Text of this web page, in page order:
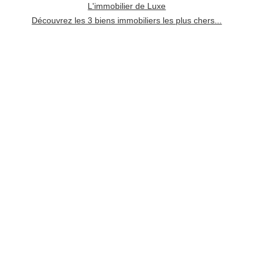
L'immobilier de Luxe
Découvrez les 3 biens immobiliers les plus chers...